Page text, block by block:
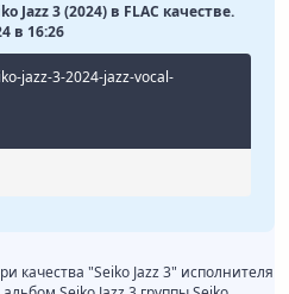
Jazz 3 (2024) в FLAC качестве.
в 16:26
jazz-3-2024-jazz-vocal-
качества "Seiko Jazz 3" исполнителя